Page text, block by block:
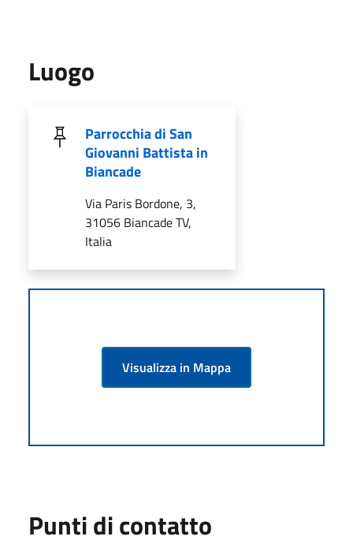
Luogo
Parrocchia di San
Giovanni Battista in
Biancade
Via Paris Bordone, 3,
31056 Biancade TV,
Italia
Visualizza in Mappa
Punti di contatto